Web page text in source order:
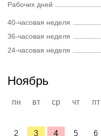
Рабочих дней
40-часовая неделя
36-часовая неделя
24-часовая неделя
Ноябрь
пн вт ср чт пт
2
3 4 5 6